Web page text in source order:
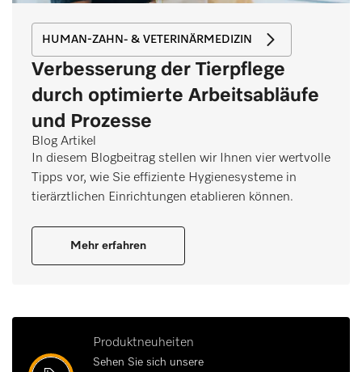
HUMAN-ZAHN- & VETERINÄRMEDIZIN
Verbesserung der Tierpflege
durch optimierte Arbeitsabläufe
und Prozesse
Blog Artikel
In diesem Blogbeitrag stellen wir Ihnen vier wertvolle
Tipps vor, wie Sie effiziente Hygienesysteme in
tierärztlichen Einrichtungen etablieren können.
Mehr erfahren
Produktneuheiten
Sehen Sie sich unsere